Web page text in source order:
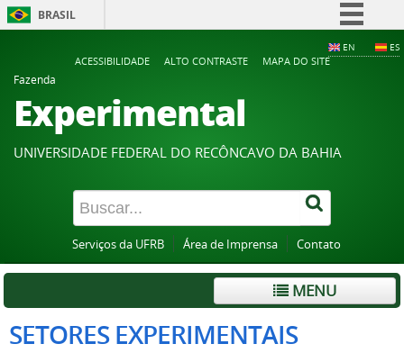
BRASIL
Acesso à informação
Legislação
Canais
EN ES
ACESSIBILIDADE ALTO CONTRASTE
MAPA DO SITE
Fazenda
Experimental
UNIVERSIDADE FEDERAL DO RECÔNCAVO DA BAHIA
Serviços da UFRB Área de Imprensa Contato
MENU
SETORES EXPERIMENTAIS